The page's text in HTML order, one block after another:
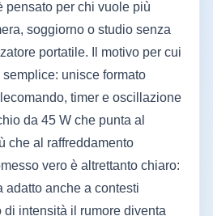
pensato per chi vuole più
soggiorno o studio senza
portatile. Il motivo per cui
unisce formato
timer e oscillazione
da 45 W che punta al
che al raffreddamento
vero è altrettanto chiaro:
adatto anche a contesti
intensità il rumore diventa